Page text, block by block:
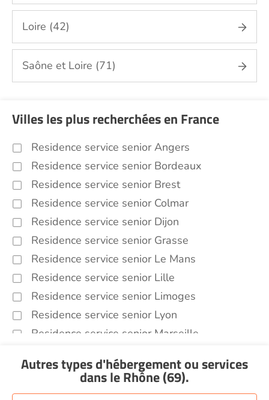
Loire (42)
Saône et Loire (71)
Villes les plus recherchées en France
Residence service senior Angers
Residence service senior Bordeaux
Residence service senior Brest
Residence service senior Colmar
Residence service senior Dijon
Residence service senior Grasse
Residence service senior Le Mans
Residence service senior Lille
Residence service senior Limoges
Residence service senior Lyon
Residence service senior Marseille
Residence service senior Montélimar
Autres types d'hébergement ou services
dans le Rhône (69).